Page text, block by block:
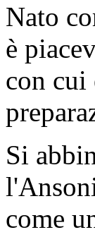
Nato
è
con cui
Si
come